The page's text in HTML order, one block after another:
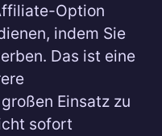
Option
indem Sie
Das ist eine
Einsatz zu
sofort